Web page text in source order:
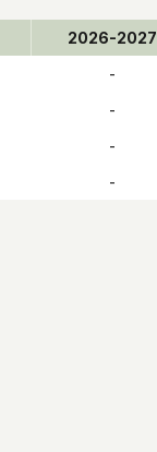
2026-2027
-
-
-
-